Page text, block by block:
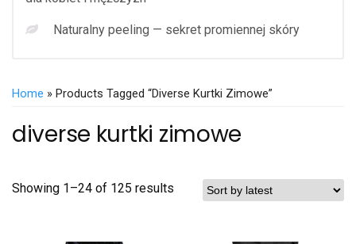
Naturalny peeling — sekret promiennej skóry
Home » Products Tagged “diverse Kurtki Zimowe”
diverse kurtki zimowe
Showing 1–24 of 125 results